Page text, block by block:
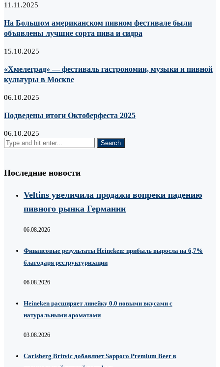
11.11.2025
На Большом американском пивном фестивале были
объявлены лучшие сорта пива и сидра
15.10.2025
«Хмелеград» — фестиваль гастрономии, музыки и пивной
культуры в Москве
06.10.2025
Подведены итоги Октоберфеста 2025
06.10.2025
Последние новости
Veltins увеличила продажи вопреки падению
пивного рынка Германии
06.08.2026
Финансовые результаты Heineken: прибыль выросла на 6,7%
благодаря реструктуризации
06.08.2026
Heineken расширяет линейку 0.0 новыми вкусами с
натуральными ароматами
03.08.2026
Carlsberg Britvic добавляет Sapporo Premium Beer в